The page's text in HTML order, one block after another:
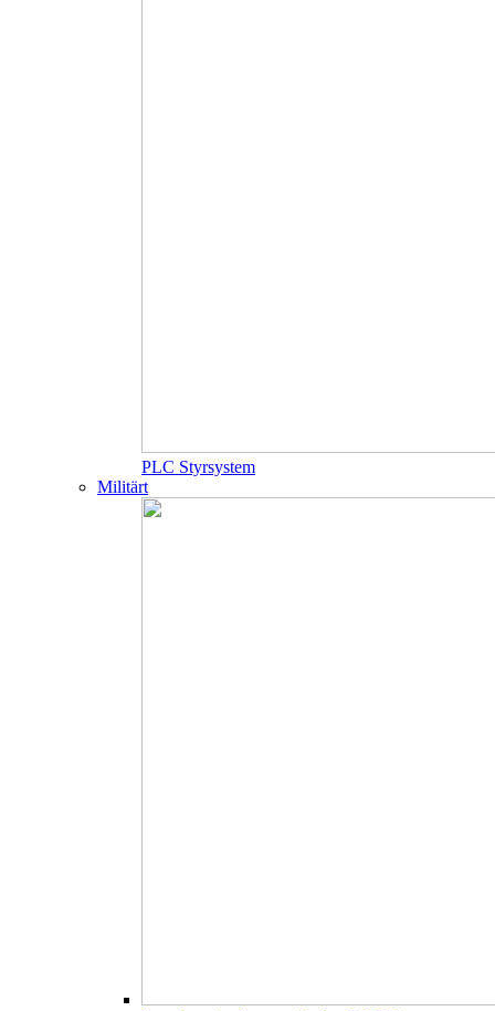
PLC Styrsystem
Militärt